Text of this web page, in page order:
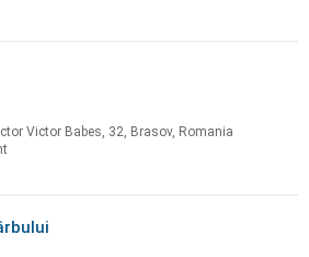
Victor Babes, 32, Brasov, Romania